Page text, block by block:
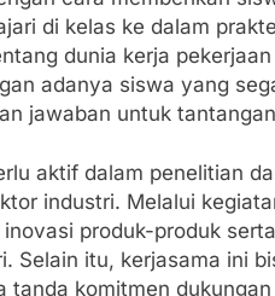
di kelas ke dalam
dunia kerja
adanya siswa yang
jawaban untuk
aktif dalam penelitian
industri. Melalui
produk-produk
Selain itu, kerjasama ini
komitmen